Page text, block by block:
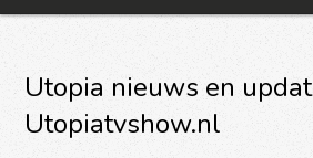
Utopia nieuws en
Utopiatvshow.nl